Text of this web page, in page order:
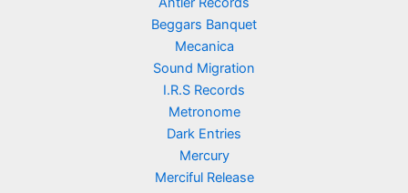
Beggars Banquet
Mecanica
Sound Migration
I.R.S Records
Metronome
Dark Entries
Mercury
Merciful Release